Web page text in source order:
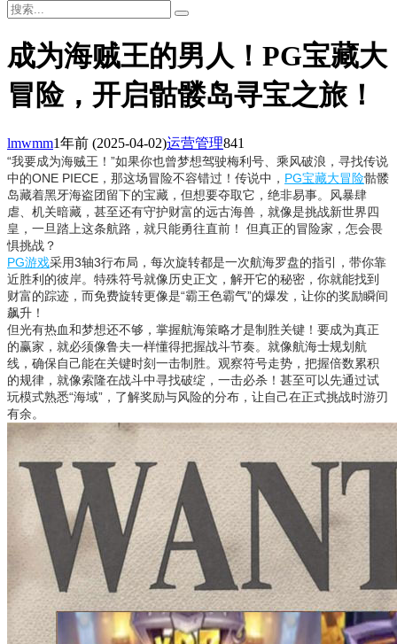
成为海贼王的男人！PG宝藏大
冒险，开启骷髅岛寻宝之旅！
lmwmm1年前 (2025-04-02)运营管理841
“我要成为海贼王！”如果你也曾梦想驾驶梅利号、乘风破浪，寻找传说
中的ONE PIECE，那这场冒险不容错过！传说中， PG宝藏大冒险骷髅
岛藏着黑牙海盗团留下的宝藏，但想要夺取它，绝非易事。风暴肆
虐、机关暗藏，甚至还有守护财富的远古海兽，就像是挑战新世界四
皇，一旦踏上这条航路，就只能勇往直前！ 但真正的冒险家，怎会畏
惧挑战？
PG游戏采用3轴3行布局，每次旋转都是一次航海罗盘的指引，带你靠
近胜利的彼岸。特殊符号就像历史正文，解开它的秘密，你就能找到
财富的踪迹，而免费旋转更像是“霸王色霸气”的爆发，让你的奖励瞬间
飙升！
但光有热血和梦想还不够，掌握航海策略才是制胜关键！要成为真正
的赢家，就必须像鲁夫一样懂得把握战斗节奏。就像航海士规划航
线，确保自己能在关键时刻一击制胜。观察符号走势，把握倍数累积
的规律，就像索隆在战斗中寻找破绽，一击必杀！甚至可以先通过试
玩模式熟悉“海域”，了解奖励与风险的分布，让自己在正式挑战时游刃
有余。